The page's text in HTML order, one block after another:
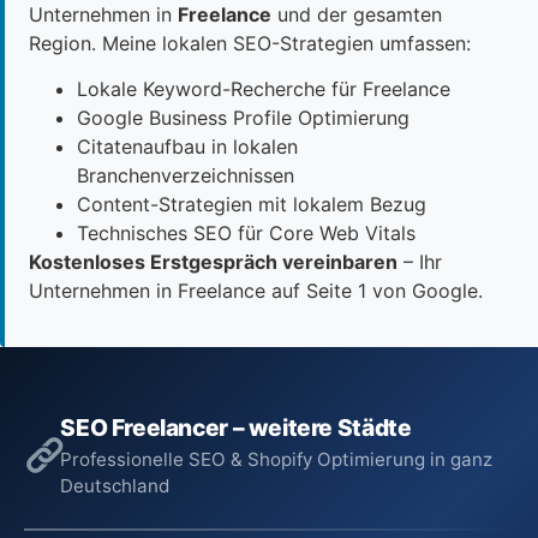
Unternehmen in Freelance und der gesamten
Region. Meine lokalen SEO-Strategien umfassen:
Lokale Keyword-Recherche für Freelance
Google Business Profile Optimierung
Citatenaufbau in lokalen
Branchenverzeichnissen
Content-Strategien mit lokalem Bezug
Technisches SEO für Core Web Vitals
Kostenloses Erstgespräch vereinbaren – Ihr
Unternehmen in Freelance auf Seite 1 von Google.
SEO Freelancer – weitere Städte
Professionelle SEO & Shopify Optimierung in ganz
Deutschland